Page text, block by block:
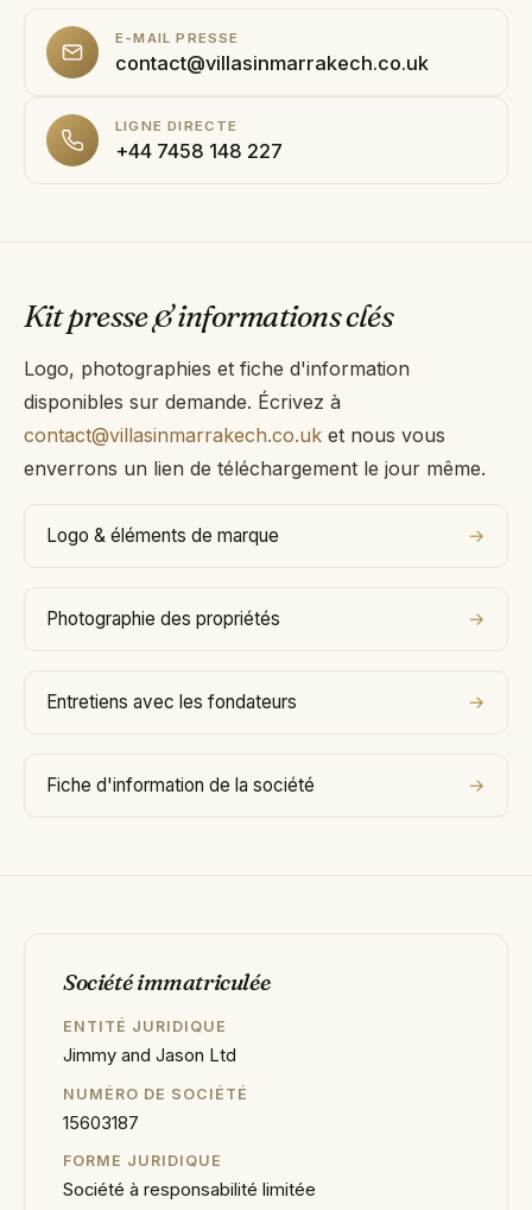
E-MAIL PRESSE
contact@villasinmarrakech.co.uk
LIGNE DIRECTE
+44 7458 148 227
Kit presse & informations clés
Logo, photographies et fiche d'information
disponibles sur demande. Écrivez à
contact@villasinmarrakech.co.uk et nous vous
enverrons un lien de téléchargement le jour même.
Logo & éléments de marque
Photographie des propriétés
Entretiens avec les fondateurs
Fiche d'information de la société
Société immatriculée
ENTITÉ JURIDIQUE
Jimmy and Jason Ltd
NUMÉRO DE SOCIÉTÉ
15603187
FORME JURIDIQUE
Société à responsabilité limitée